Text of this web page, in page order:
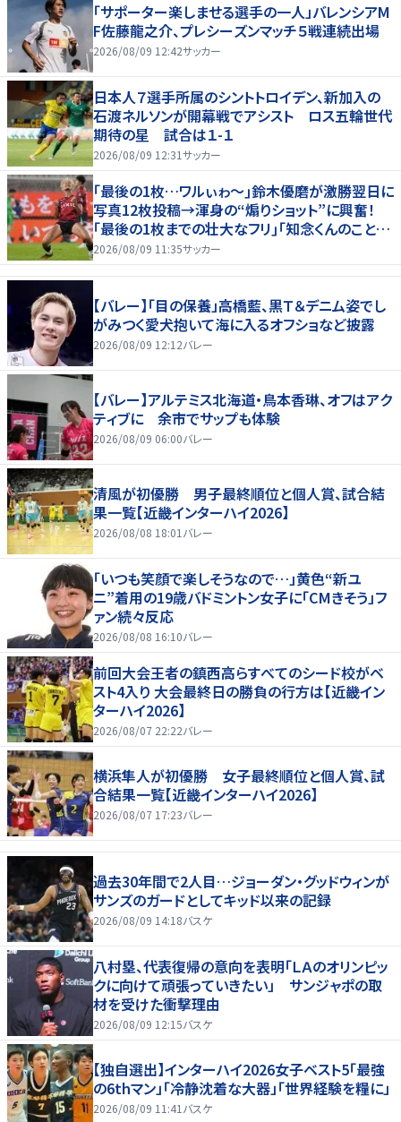
「サポーター楽しませる選手の一人」バレンシアM
F佐藤龍之介、プレシーズンマッチ５戦連続出場
2026/08/09 12:42サッカー
日本人７選手所属のシントトロイデン、新加入の
石渡ネルソンが開幕戦でアシスト ロス五輪世代
期待の星 試合は１-１
2026/08/09 12:31サッカー
｢最後の1枚…ワルぃゎ〜｣鈴木優磨が激勝翌日に
写真12枚投稿→渾身の“煽りショット”に興奮！
｢最後の1枚までの壮大なフリ｣｢知念くんのことど
んだけ好きなんよｗ｣
2026/08/09 11:35サッカー
【バレー】「目の保養」高橋藍、黒Ｔ＆デニム姿でし
がみつく愛犬抱いて海に入るオフショなど披露
2026/08/09 12:12バレー
【バレー】アルテミス北海道・鳥本香琳、オフはアク
ティブに 余市でサップも体験
2026/08/09 06:00バレー
清風が初優勝 男子最終順位と個人賞、試合結
果一覧【近畿インターハイ2026】
2026/08/08 18:01 バレー
「いつも笑顔で楽しそうなので…」黄色“新ユ
ニ”着用の19歳バドミントン女子に「CMきそう」フ
ァン続々反応
2026/08/08 16:10バレー
前回大会王者の鎮西高らすべてのシード校がベ
スト4入り 大会最終日の勝負の行方は【近畿イン
ターハイ2026】
2026/08/07 22:22バレー
横浜隼人が初優勝 女子最終順位と個人賞、試
合結果一覧【近畿インターハイ2026】
2026/08/07 17:23バレー
過去30年間で2人目…ジョーダン・グッドウィンが
サンズのガードとしてキッド以来の記録
2026/08/09 14:18バスケ
八村塁、代表復帰の意向を表明「ＬＡのオリンピッ
クに向けて頑張っていきたい」 サンジャポの取
材を受けた衝撃理由
2026/08/09 12:15バスケ
【独自選出】インターハイ2026女子ベスト5「最強
の6thマン」「冷静沈着な大器」「世界経験を糧に」
2026/08/09 11:41 バスケ